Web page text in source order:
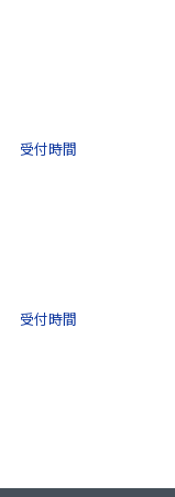
受付時間
受付時間